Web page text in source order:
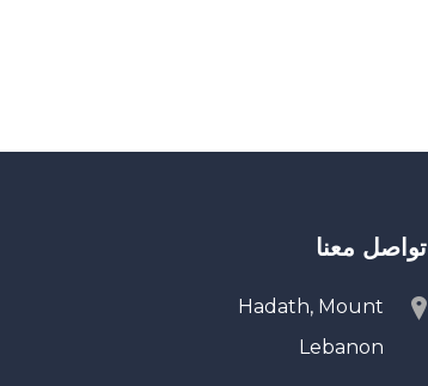
تواصل معنا
Hadath, Mount
Lebanon